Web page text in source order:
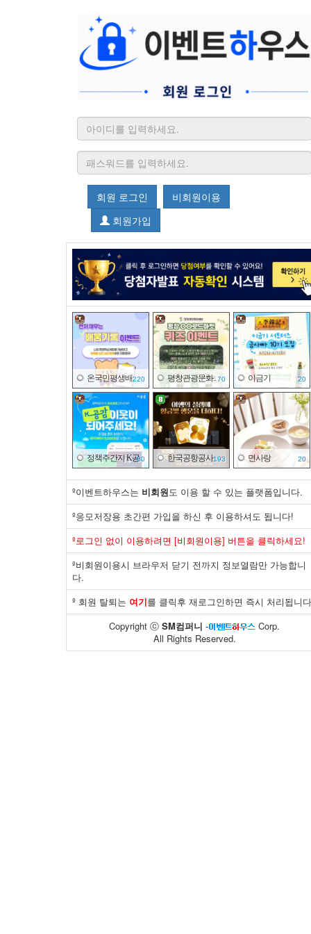
회원 로그인
비회원이용
회원가입
온국민평생배..220 평창관광문화..70 이금기 20
정책주간지 K공..80 한국공항공사193 면사랑 20
바이유어 03 한국전기안전..20 한국해운조합 20
º이벤트하우스는 비회원도 이용 할 수 있는 플랫폼입니다.
º응모저장용 초간편 가입을 하신 후 이용하셔도 됩니다!
º로그인 없이 이용하려면 [비회원이용] 버튼을 클릭하세요!
º비회원이용시 브라우저 닫기 전까지 정보열람만 가능합니
다.
º 회원 탈퇴는 여기를 클릭후 재로그인하면 즉시 처리됩니
Copyright ⓒ SM컴퍼니 -
Corp.
All Rights Reserved.